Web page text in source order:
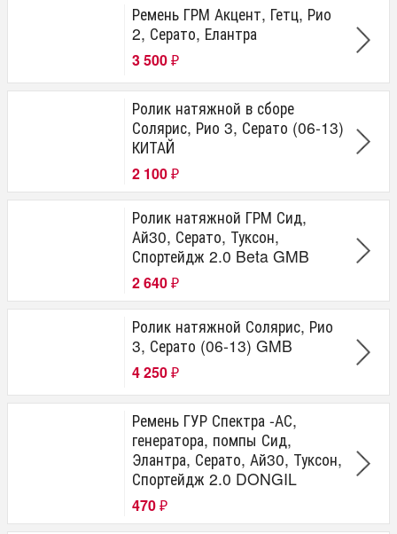
Ремень ГРМ Акцент, Гетц, Рио
2, Серато, Елантра
3 500 ₽
Ролик натяжной в сборе
Солярис, Рио 3, Серато (06-13)
КИТАЙ
2 100 ₽
Ролик натяжной ГРМ Сид,
Ай30, Серато, Туксон,
Спортейдж 2.0 Beta GMB
2 640 ₽
Ролик натяжной Солярис, Рио
3, Серато (06-13) GMB
4 250 ₽
Ремень ГУР Спектра -АС,
генератора, помпы Сид,
Элантра, Серато, Ай30, Туксон,
Спортейдж 2.0 DONGIL
470 ₽